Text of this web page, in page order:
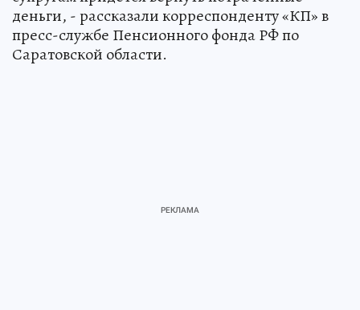
деньги, - рассказали корреспонденту «КП» в
пресс-службе Пенсионного фонда РФ по
Саратовской области.